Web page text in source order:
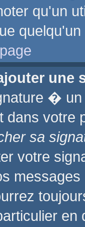
qu'un
une
�
dans
sa
votre